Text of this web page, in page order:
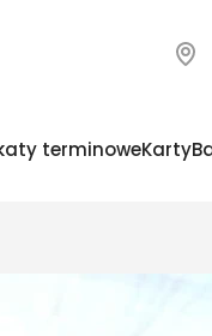
terminoweKarty